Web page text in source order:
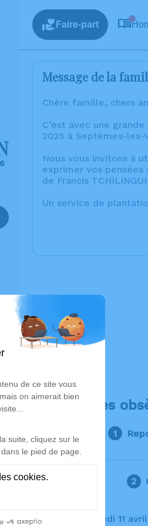
Faire-part
Message de la
Chère famille, chers
C’est avec une
2025 à Septèmes-les-
Nous vous invitons à
exprimer vos
de Francis
Un service de
Déroulé des
Le vendredi 11